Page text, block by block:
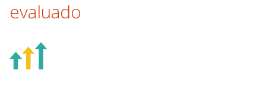
evaluado